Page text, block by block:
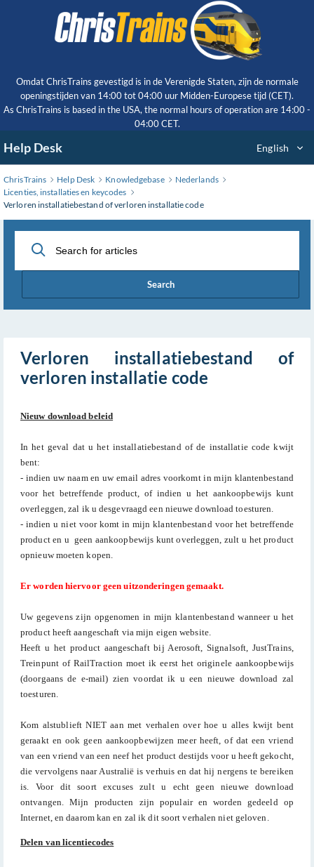
Omdat ChrisTrains gevestigd is in de Verenigde Staten, zijn de normale
openingstijden van 14:00 tot 04:00 uur Midden-Europese tijd (CET).
As ChrisTrains is based in the USA, the normal hours of operation are 14:00 -
04:00 CET.
Help Desk English
ChrisTrains Help Desk Knowledgebase
Nederlands
Licenties, installaties en keycodes
Verloren installatiebestand of verloren installatie code
Search
Verloren installatiebestand of
verloren installatie code
Nieuw download beleid
In het geval dat u het installatiebestand of de installatie code kwijt
bent:
- indien uw naam en uw email adres voorkomt in mijn klantenbestand
voor het betreffende product, of indien u het aankoopbewijs kunt
overleggen, zal ik u desgevraagd een nieuwe download toesturen.
- indien u niet voor komt in mijn klantenbestand voor het betreffende
product en u geen aankoopbewijs kunt overleggen, zult u het product
opnieuw moeten kopen.
Er worden hiervoor geen uitzonderingen gemaakt.
Uw gegevens zijn opgenomen in mijn klantenbestand wanneer u het
product heeft aangeschaft via mijn eigen website.
Heeft u het product aangeschaft bij Aerosoft, Signalsoft, JustTrains,
Treinpunt of RailTraction moet ik eerst het originele aankoopbewijs
(doorgaans de e-mail) zien voordat ik u een nieuwe download zal
toesturen.
Kom alstublieft NIET aan met verhalen over hoe u alles kwijt bent
geraakt en ook geen aankoopbewijzen meer heeft, of dat een vriend
van een vriend van een neef het product destijds voor u heeft gekocht,
die vervolgens naar Australië is verhuis en dat hij nergens te bereiken
is. Voor dit soort excuses zult u echt geen nieuwe download
ontvangen. Mijn producten zijn populair en worden gedeeld op
Internet, en daarom kan en zal ik dit soort verhalen niet geloven.
Delen van licentiecodes